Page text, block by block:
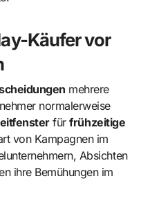
Käufer vor
mehrere
normalerweise
fürfrühzeitige
von Kampagnen im
Absichten
ihre Bemühungen im